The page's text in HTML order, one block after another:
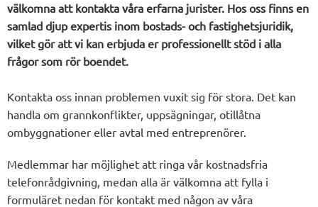
välkomna att kontakta våra erfarna jurister. Hos oss finns en
samlad djup expertis inom bostads- och fastighetsjuridik,
vilket gör att vi kan erbjuda er professionellt stöd i alla
frågor som rör boendet.
Kontakta oss innan problemen vuxit sig för stora. Det kan
handla om grannkonflikter, uppsägningar, otillåtna
ombyggnationer eller avtal med entreprenörer.
Medlemmar har möjlighet att ringa vår kostnadsfria
telefonrådgivning, medan alla är välkomna att fylla i
formuläret nedan för kontakt med någon av våra